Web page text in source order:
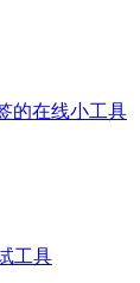
的在线小工具
工具